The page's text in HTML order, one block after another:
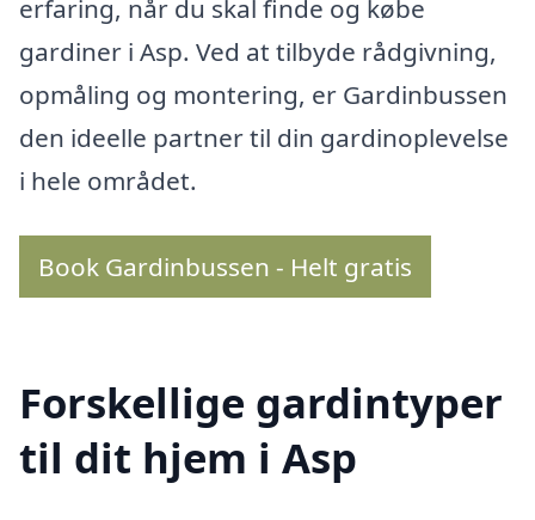
erfaring, når du skal finde og købe
gardiner i Asp. Ved at tilbyde rådgivning,
opmåling og montering, er Gardinbussen
den ideelle partner til din gardinoplevelse
i hele området.
Book Gardinbussen - Helt gratis
Forskellige gardintyper
til dit hjem i Asp